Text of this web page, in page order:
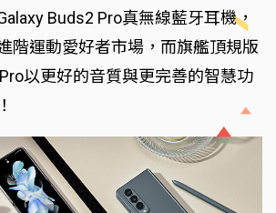
Buds2 Pro真無線藍牙耳機，
階運動愛好者市場，而旗艦頂規版
以更好的音質與更完善的智慧功